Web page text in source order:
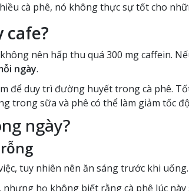
cà phê, nó không thực sự tốt cho
nên hấp thu quá 300 mg caffein.
ngày.
để duy trì đường huyết trong cà phê.
trong sữa và phê có thể làm giảm tốc
ngày?
tuy nhiên nên ăn sáng trước khi uống.
họ không biết rằng cà phê lúc